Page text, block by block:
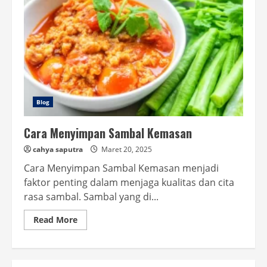
Blog
Cara Menyimpan Sambal Kemasan
cahya saputra Maret 20, 2025
Cara Menyimpan Sambal Kemasan menjadi
faktor penting dalam menjaga kualitas dan cita
rasa sambal. Sambal yang di...
Read MoreRead
more